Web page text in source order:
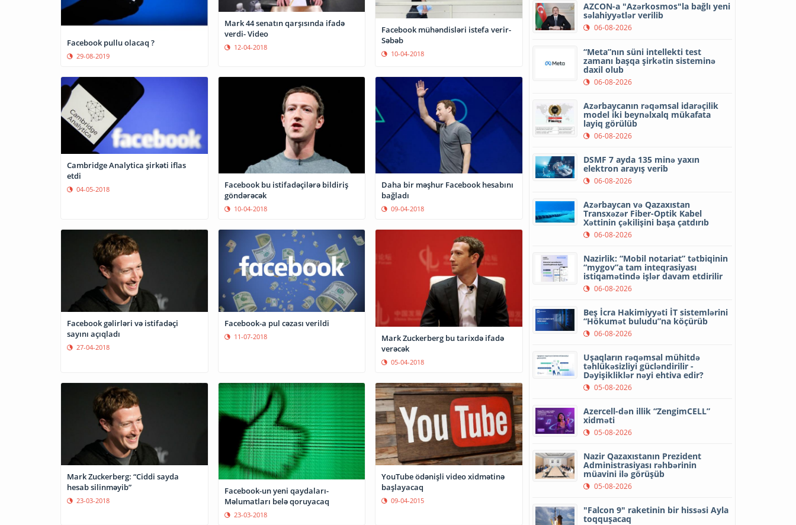
Facebook pullu olacaq ?
29-08-2019
Mark 44 senatın qarşısında ifadə
verdi- Video
12-04-2018
Facebook mühəndisləri istefa verir-
Səbəb
10-04-2018
Cambridge Analytica şirkəti iflas
etdi
04-05-2018
Facebook bu istifadəçilərə bildiriş
göndərəcək
10-04-2018
Daha bir məşhur Facebook hesabını
bağladı
09-04-2018
Facebook gəlirləri və istifadəçi
sayını açıqladı
27-04-2018
Facebook-a pul cəzası verildi
11-07-2018
Mark Zuckerberg bu tarixdə ifadə
verəcək
05-04-2018
Mark Zuckerberg: “Ciddi sayda
hesab silinməyib”
23-03-2018
Facebook-un yeni qaydaları-
Məlumatları belə qoruyacaq
23-03-2018
YouTube ödənişli video xidmətinə
başlayacaq
09-04-2015
AZCON-a "Azərkosmos"la bağlı yeni
səlahiyyətlər verilib
06-08-2026
“Meta”nın süni intellekti test
zamanı başqa şirkətin sisteminə
daxil olub
06-08-2026
Azərbaycanın rəqəmsal idarəçilik
model iki beynəlxalq mükafata
layiq görülüb
06-08-2026
DSMF 7 ayda 135 minə yaxın
elektron arayış verib
06-08-2026
Azərbaycan və Qazaxıstan
Transxəzər Fiber-Optik Kabel
Xəttinin çəkilişini başa çatdırıb
06-08-2026
Nazirlik: “Mobil notariat” tətbiqinin
“mygov”a tam inteqrasiyası
istiqamətində işlər davam etdirilir
06-08-2026
Beş İcra Hakimiyyəti İT sistemlərini
“Hökumət buludu”na köçürüb
06-08-2026
Uşaqların rəqəmsal mühitdə
təhlükəsizliyi gücləndirilir -
Dəyişikliklər nəyi ehtiva edir?
05-08-2026
Azercell-dən illik “ZengimCELL”
xidməti
05-08-2026
Nazir Qazaxıstanın Prezident
Administrasiyası rəhbərinin
müavini ilə görüşüb
05-08-2026
"Falcon 9" raketinin bir hissəsi Ayla
toqquşacaq